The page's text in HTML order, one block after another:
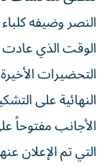
النصر وضيفه
الوقت الذي عادت
التحضيرات
النهائية على
الأجانب مفتوحاً
التي تم الإعلان